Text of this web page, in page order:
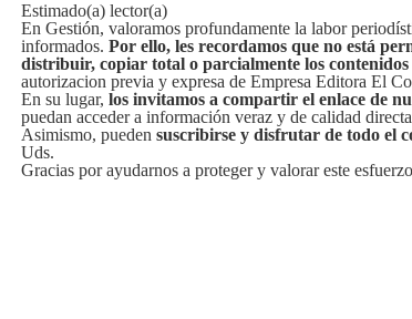
Estimado(a) lector(a)
En Gestión, valoramos profundamente la labor
informados. Por ello, les recordamos que no está
distribuir, copiar total o parcialmente los contenidos
autorizacion previa y expresa de Empresa Editora El
En su lugar, los invitamos a compartir el enlace de
puedan acceder a información veraz y de calidad
Asimismo, pueden suscribirse y disfrutar de todo el
Uds.
Gracias por ayudarnos a proteger y valorar este